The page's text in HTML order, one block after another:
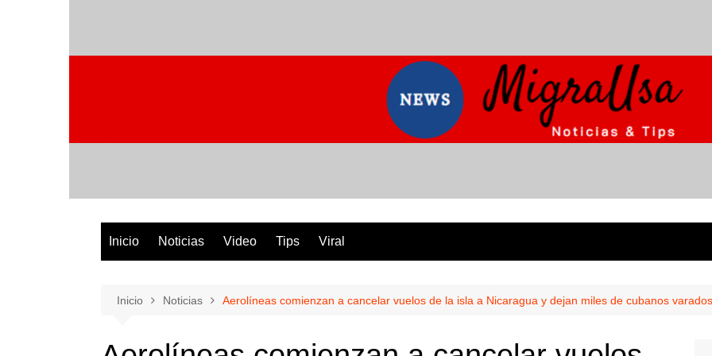
Inicio Noticias Video Tips Viral
Inicio Noticias Aerolíneas comienzan a cancelar vuelos de la isla a Nicaragua y dejan miles de cubanos varados